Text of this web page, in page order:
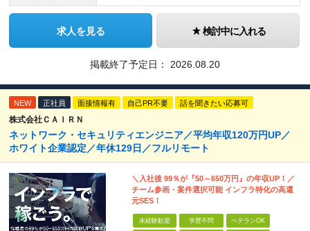
求人を見る 検討中に入れる
掲載終了予定日： 2026.08.20
NEW 正社員 面接情報有 自己PR不要 話を聞きたい応募可
株式会社ＣＡＩＲＮ
ネットワーク・セキュリティエンジニア／平均年収120万円UP／
ホワイト企業認定／年休129日／フルリモート
＼入社後 99％が『50～650万円』の年収UP！／
チーム参画・案件選択可能 インフラ特化の高還
元SES！
未経験歓迎 学歴不問 ベテランOK